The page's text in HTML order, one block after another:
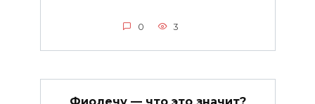
0 3
Фиолечу — что это значит?